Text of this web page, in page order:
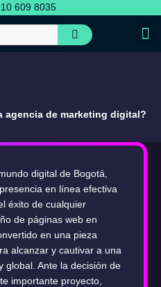
609 8035
agencia de marketing digital?
digital de Bogotá,
en línea efectiva
éxito de cualquier
de páginas web en
en una pieza
alcanzar y cautivar a una
global. Ante la decisión de
importante proyecto,